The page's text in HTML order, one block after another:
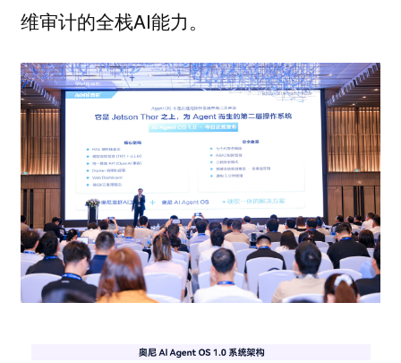
维审计的全栈AI能力。